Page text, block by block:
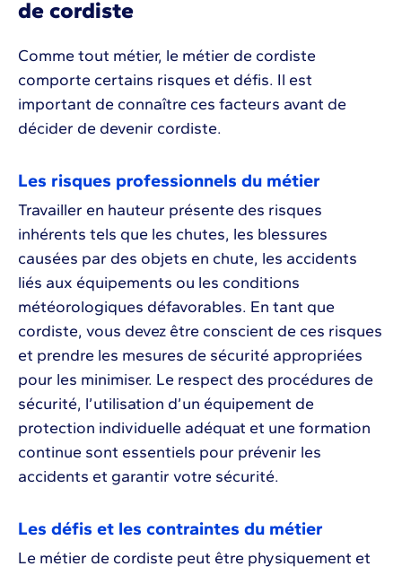
de cordiste
Comme tout métier, le métier de cordiste
comporte certains risques et défis. Il est
important de connaître ces facteurs avant de
décider de devenir cordiste.
Les risques professionnels du métier
Travailler en hauteur présente des risques
inhérents tels que les chutes, les blessures
causées par des objets en chute, les accidents
liés aux équipements ou les conditions
météorologiques défavorables. En tant que
cordiste, vous devez être conscient de ces risques
et prendre les mesures de sécurité appropriées
pour les minimiser. Le respect des procédures de
sécurité, l’utilisation d’un équipement de
protection individuelle adéquat et une formation
continue sont essentiels pour prévenir les
accidents et garantir votre sécurité.
Les défis et les contraintes du métier
Le métier de cordiste peut être physiquement et